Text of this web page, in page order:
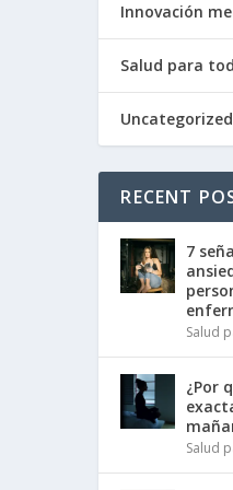
Innovación
Salud para
Uncategorized
RECENT
7
Salud
¿Por
Salud